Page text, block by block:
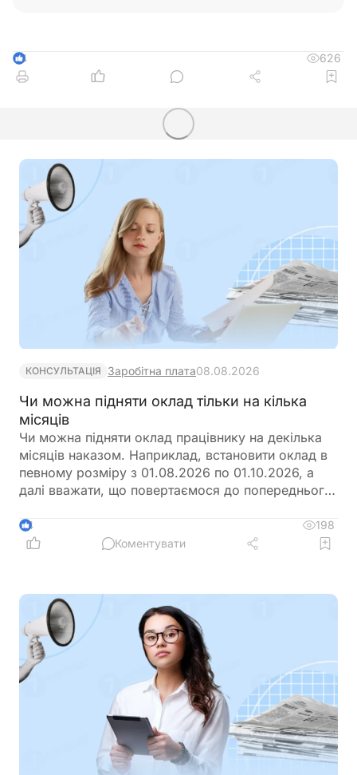
4 626
КОНСУЛЬТАЦІЯ Заробітна плата08.08.2026
Чи можна підняти оклад тільки на кілька
місяців
Чи можна підняти оклад працівнику на декілька
місяців наказом. Наприклад, встановити оклад в
певному розміру з 01.08.2026 по 01.10.2026, а
далі вважати, що повертаємося до попереднього
4
198
Коментувати